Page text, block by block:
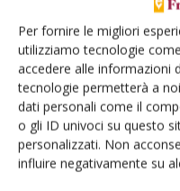
Per fornire le migliori
utilizziamo tecnologie
accedere alle informazioni
tecnologie permetterà a
dati personali come il
o gli ID univoci su questo
personalizzati. Non
influire negativamente su
più articolata perché
dell’ambiente e alla
biologici, elementi da
offerta, occorrerà
sociale, una più spiccata
possibile
sostenibilità che consenta